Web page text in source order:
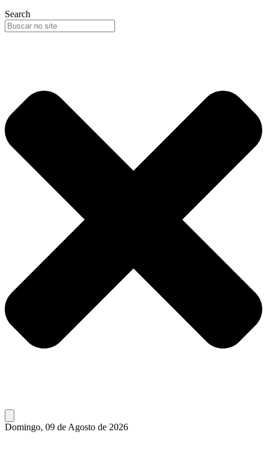
Search
Domingo, 09 de Agosto de 2026